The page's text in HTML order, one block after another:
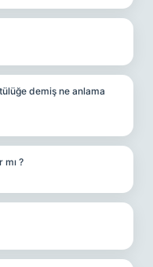
demiş ne anlama
mı ?